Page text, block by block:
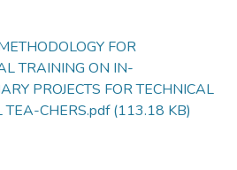
FOR
TRAINING ON IN-
PROJECTS FOR TECHNICAL
TEA-CHERS.pdf(113.18 KB)